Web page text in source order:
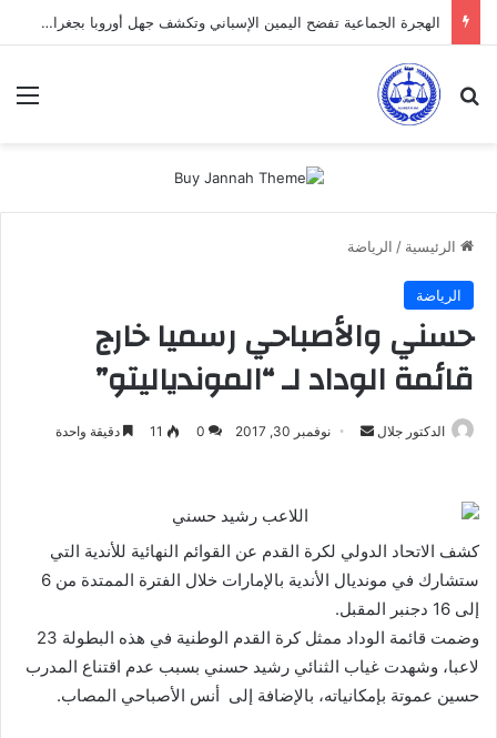
الهجرة الجماعية تفضح اليمين الإسباني وتكشف جهل أوروبا بجغرافية سبتة
بحث عن
الرئيسية / الرياضة
الرياضة
حسني والأصباحي رسميا خارج
قائمة الوداد لـ “الموندياليتو”
الدكتور جلال
أرسل نوفمبر 30, 2017 0
11 دقيقة واحدة
كشف الاتحاد الدولي لكرة القدم عن القوائم النهائية للأندية التي
ستشارك في مونديال الأندية بالإمارات خلال الفترة الممتدة من 6
إلى 16 دجنبر المقبل.
وضمت قائمة الوداد ممثل كرة القدم الوطنية في هذه البطولة 23
لاعبا، وشهدت غياب الثنائي رشيد حسني بسبب عدم اقتناع المدرب
حسين عموتة بإمكانياته، بالإضافة إلى أنس الأصباحي المصاب.